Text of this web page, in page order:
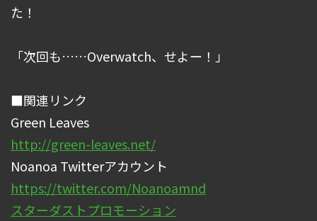
た！
「次回も……Overwatch、せよー！」
■関連リンク
Green Leaves
http://green-leaves.net/
Noanoa Twitterアカウント
https://twitter.com/Noanoamnd
スターダストプロモーション